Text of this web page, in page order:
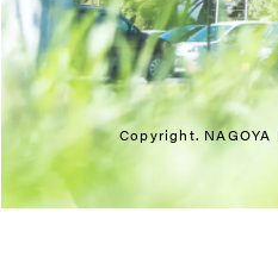
Copyright.